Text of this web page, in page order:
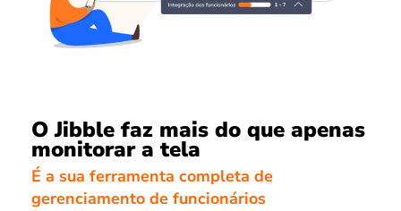
O Jibble faz mais do que apenas
monitorar a tela
É a sua ferramenta completa de
gerenciamento de funcionários